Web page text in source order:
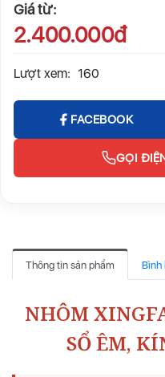
Giá từ:
2.400.000đ
Lượt xem: 160
FACEBOOK
GỌI
Thông tin sản phẩm Bình
NHÔM
SỔ ÊM,